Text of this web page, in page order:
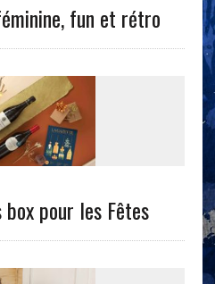
fun et rétro
pour les Fêtes